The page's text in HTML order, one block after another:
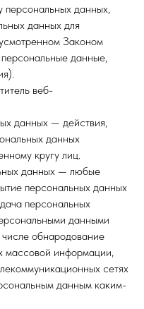
персональных данных,
данных для
Законом
данные,
веб-
данных — действия,
данных
кругу лиц.
данных — любые
персональных данных
персональных
данными
числе обнародование
массовой информации,
сетях
данным каким-